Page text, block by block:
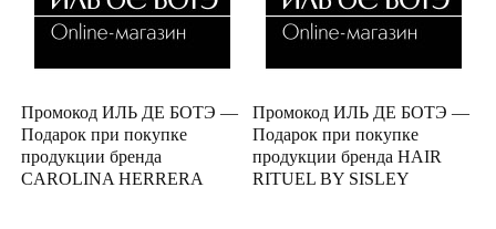
Промокод ИЛЬ ДЕ БОТЭ —
Подарок при покупке
продукции бренда
CAROLINA HERRERA
Промокод ИЛЬ ДЕ БОТЭ —
Подарок при покупке
продукции бренда HAIR
RITUEL BY SISLEY